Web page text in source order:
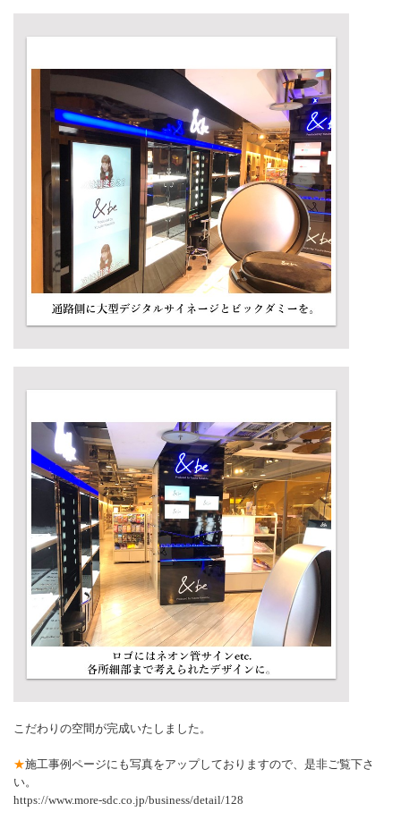
こだわりの空間が完成いたしました。
★施工事例ページにも写真をアップしておりますので、是非ご覧下さ
い。
https://www.more-sdc.co.jp/business/detail/128